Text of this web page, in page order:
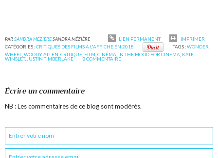
PARSANDRA MÉZIÈRESANDRA MÉZIÈRE LIEN PERMANENT
IMPRIMER
CATÉGORIES :CRITIQUES DES FILMS A L'AFFICHE EN 2018 TAGS :WONDER
WHEEL ,WOODY ALLEN ,CRITIQUE FILM ,CINÉMA IN THE MOOD FOR CINEMA KATE
WINSLET, JUSTIN TIMBERLAKE 0COMMENTAIRE
Écrire un commentaire
NB : Les commentaires de ce blog sont modérés.